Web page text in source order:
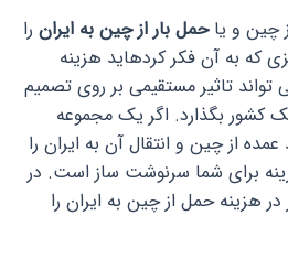
چین و یاحمل بار از چین به ایران را
که به آن فکر کرده­اید هزینه
تاثیر مستقیمی بر روی تصمیم
کشور بگذارد. اگر یک مجموعه
از چین و انتقال آن به ایران را
برای شما سرنوشت ساز است. در
هزینه حمل از چین به ایران را